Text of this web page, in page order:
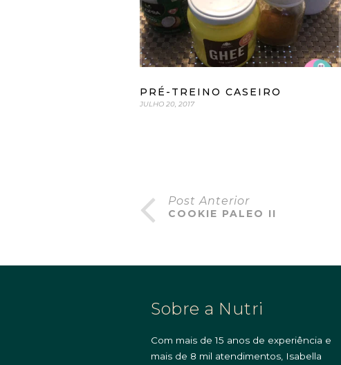
PRÉ-TREINO CASEIRO
JULHO 20, 2017
Post Anterior
COOKIE PALEO II
Sobre a Nutri
Com mais de 15 anos de experiência e
mais de 8 mil atendimentos, Isabella